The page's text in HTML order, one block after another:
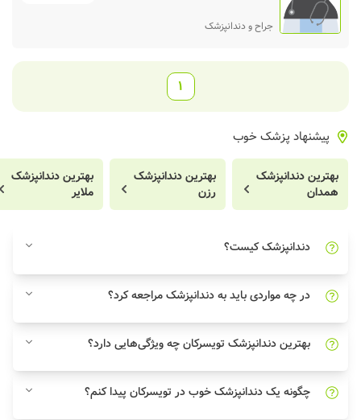
جراح و دندانپزشک
1
پیشنهاد پزشک خوب
بهترین دندانپزشک
همدان
بهترین دندانپزشک
رزن
بهترین دندانپزشک
ملایر
دندانپزشک کیست؟
در چه مواردی باید به دندانپزشک مراجعه کرد؟
بهترین دندانپزشک تویسرکان چه ویژگی‌هایی دارد؟
چگونه یک دندانپزشک خوب در تویسرکان پیدا کنم؟